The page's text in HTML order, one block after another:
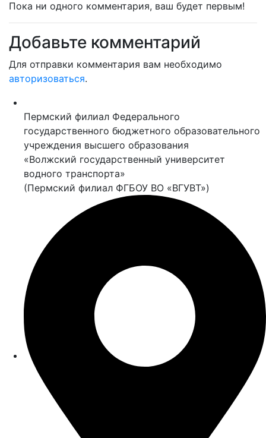
Пока ни одного комментария, ваш будет первым!
Добавьте комментарий
Для отправки комментария вам необходимо
авторизоваться.
Пермский филиал Федерального
государственного бюджетного образовательного
учреждения высшего образования
«Волжский государственный университет
водного транспорта»
(Пермский филиал ФГБОУ ВО «ВГУВТ»)